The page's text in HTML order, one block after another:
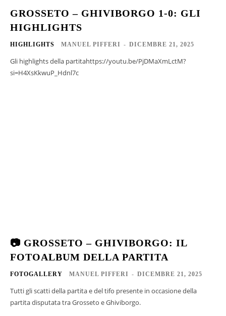
GROSSETO – GHIVIBORGO 1-0: GLI
HIGHLIGHTS
HIGHLIGHTS MANUEL PIFFERI - DICEMBRE 21, 2025
Gli highlights della partitahttps://youtu.be/PjDMaXmLctM?
si=H4XsKkwuP_Hdnl7c
📷 GROSSETO – GHIVIBORGO: IL
FOTOALBUM DELLA PARTITA
FOTOGALLERY MANUEL PIFFERI - DICEMBRE 21, 2025
Tutti gli scatti della partita e del tifo presente in occasione della
partita disputata tra Grosseto e Ghiviborgo.